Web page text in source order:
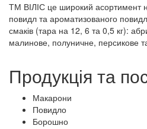
ТМ ВІЛІС це широкий асортимент
повидл та ароматизованого
смаків (тара на 12, 6 та 0,5 кг):
малинове, полуничне, персикове
Продукція та
Макарони
Повидло
Борошно